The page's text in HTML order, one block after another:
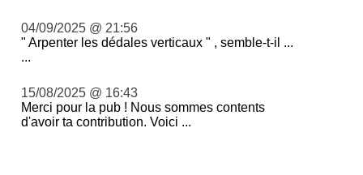
04/09/2025 @ 21:56
" Arpenter les dédales verticaux " , semble-t-il ...
...
15/08/2025 @ 16:43
Merci pour la pub ! Nous sommes contents
d'avoir ta contribution. Voici ...